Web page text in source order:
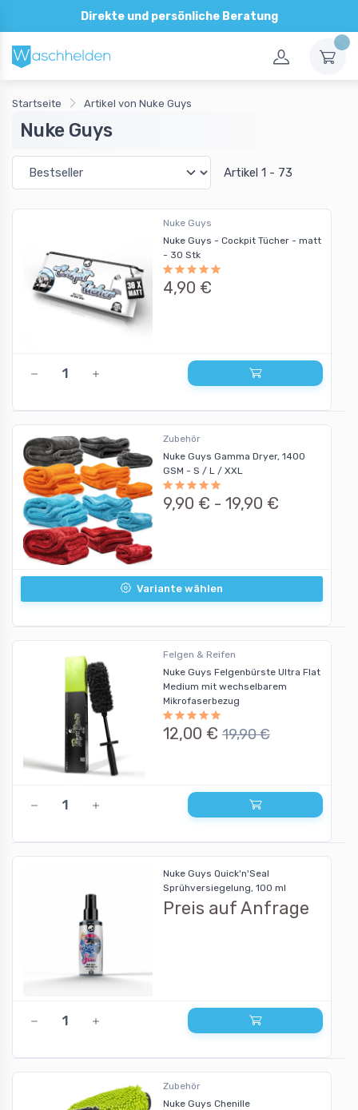
30 Tage Rückgaberecht
Direkte und persönliche Beratung
Startseite Artikel von Nuke Guys
Nuke Guys
Artikel 1 - 73
Nuke Guys
Nuke Guys - Cockpit Tücher - matt
- 30 Stk
4,90 €
Zubehör
Nuke Guys Gamma Dryer, 1400
GSM - S / L / XXL
9,90 € - 19,90 €
Variante wählen
Felgen & Reifen
Nuke Guys Felgenbürste Ultra Flat
Medium mit wechselbarem
Mikrofaserbezug
12,00 € 19,90 €
Nuke Guys Quick'n'Seal
Sprühversiegelung, 100 ml
Preis auf Anfrage
Zubehör
Nuke Guys Chenille